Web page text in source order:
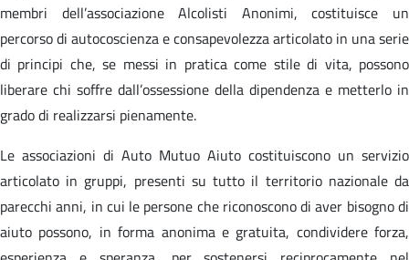
membri dell’associazione Alcolisti Anonimi, costituisce un
percorso di autocoscienza e consapevolezza articolato in una serie
di principi che, se messi in pratica come stile di vita, possono
liberare chi soffre dall’ossessione della dipendenza e metterlo in
grado di realizzarsi pienamente.
Le associazioni di Auto Mutuo Aiuto costituiscono un servizio
articolato in gruppi, presenti su tutto il territorio nazionale da
parecchi anni, in cui le persone che riconoscono di aver bisogno di
aiuto possono, in forma anonima e gratuita, condividere forza,